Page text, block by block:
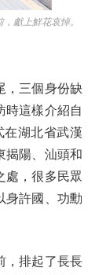
獻上鮮花哀悼。
三個身份缺
時這樣介紹自
在湖北省武漢
揭陽、汕頭和
處，很多民眾
身許國、功勳
排起了長長